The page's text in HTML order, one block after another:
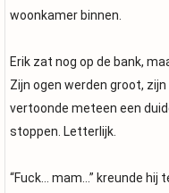
woonkamer binnen.
Erik zat nog op de bank,
Zijn ogen werden groot,
vertoonde meteen een
stoppen. Letterlijk.
“Fuck… mam…” kreunde hij